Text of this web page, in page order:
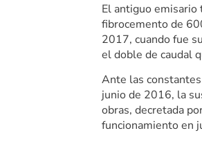
El antiguo emisario
fibrocemento de
2017, cuando fue
el doble de caudal
Ante las
junio de 2016, la
obras, decretada
funcionamiento en